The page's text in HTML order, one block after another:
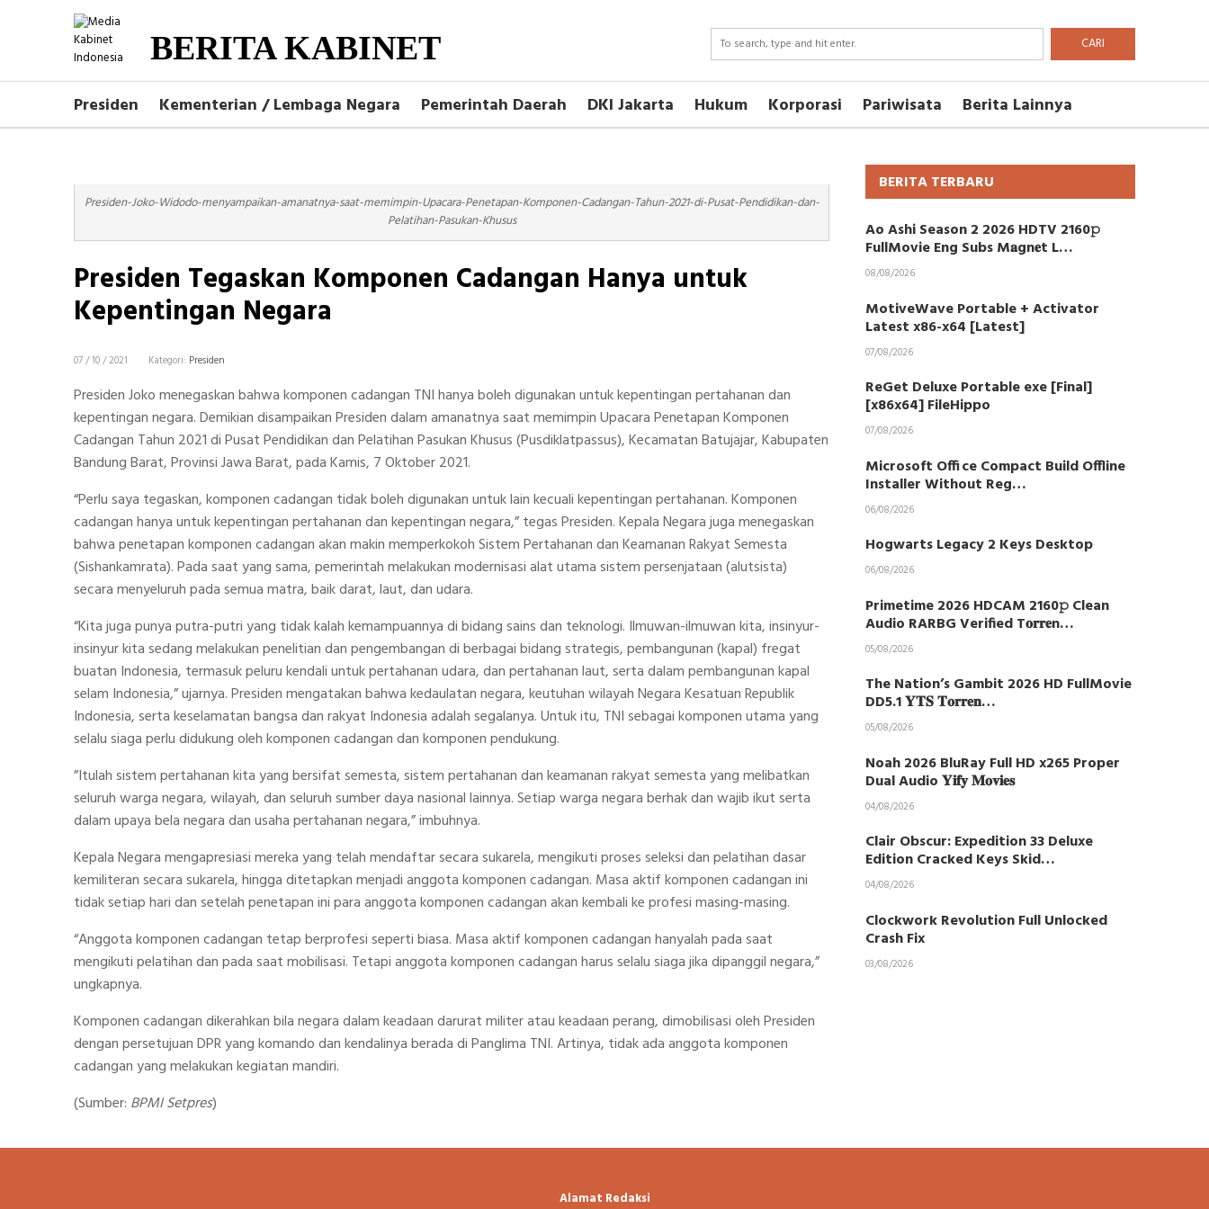
BERITA KABINET CARI
Presiden Kementerian / Lembaga Negara Pemerintah Daerah DKI Jakarta Hukum Korporasi Pariwisata Berita Lainnya
Presiden-Joko-Widodo-menyampaikan-amanatnya-saat-memimpin-Upacara-Penetapan-Komponen-Cadangan-Tahun-2021-di-Pusat-Pendidikan-dan-
Pelatihan-Pasukan-Khusus
Presiden Tegaskan Komponen Cadangan Hanya untuk
Kepentingan Negara
07 / 10 / 2021 Kategori: Presiden
Presiden Joko menegaskan bahwa komponen cadangan TNI hanya boleh digunakan untuk kepentingan pertahanan dan
kepentingan negara. Demikian disampaikan Presiden dalam amanatnya saat memimpin Upacara Penetapan Komponen
Cadangan Tahun 2021 di Pusat Pendidikan dan Pelatihan Pasukan Khusus (Pusdiklatpassus), Kecamatan Batujajar, Kabupaten
Bandung Barat, Provinsi Jawa Barat, pada Kamis, 7 Oktober 2021.
“Perlu saya tegaskan, komponen cadangan tidak boleh digunakan untuk lain kecuali kepentingan pertahanan. Komponen
cadangan hanya untuk kepentingan pertahanan dan kepentingan negara,” tegas Presiden. Kepala Negara juga menegaskan
bahwa penetapan komponen cadangan akan makin memperkokoh Sistem Pertahanan dan Keamanan Rakyat Semesta
(Sishankamrata). Pada saat yang sama, pemerintah melakukan modernisasi alat utama sistem persenjataan (alutsista)
secara menyeluruh pada semua matra, baik darat, laut, dan udara.
“Kita juga punya putra-putri yang tidak kalah kemampuannya di bidang sains dan teknologi. Ilmuwan-ilmuwan kita, insinyur-
insinyur kita sedang melakukan penelitian dan pengembangan di berbagai bidang strategis, pembangunan (kapal) fregat
buatan Indonesia, termasuk peluru kendali untuk pertahanan udara, dan pertahanan laut, serta dalam pembangunan kapal
selam Indonesia,” ujarnya. Presiden mengatakan bahwa kedaulatan negara, keutuhan wilayah Negara Kesatuan Republik
Indonesia, serta keselamatan bangsa dan rakyat Indonesia adalah segalanya. Untuk itu, TNI sebagai komponen utama yang
selalu siaga perlu didukung oleh komponen cadangan dan komponen pendukung.
”Itulah sistem pertahanan kita yang bersifat semesta, sistem pertahanan dan keamanan rakyat semesta yang melibatkan
seluruh warga negara, wilayah, dan seluruh sumber daya nasional lainnya. Setiap warga negara berhak dan wajib ikut serta
dalam upaya bela negara dan usaha pertahanan negara,” imbuhnya.
Kepala Negara mengapresiasi mereka yang telah mendaftar secara sukarela, mengikuti proses seleksi dan pelatihan dasar
kemiliteran secara sukarela, hingga ditetapkan menjadi anggota komponen cadangan. Masa aktif komponen cadangan ini
tidak setiap hari dan setelah penetapan ini para anggota komponen cadangan akan kembali ke profesi masing-masing.
“Anggota komponen cadangan tetap berprofesi seperti biasa. Masa aktif komponen cadangan hanyalah pada saat
mengikuti pelatihan dan pada saat mobilisasi. Tetapi anggota komponen cadangan harus selalu siaga jika dipanggil negara,”
ungkapnya.
Komponen cadangan dikerahkan bila negara dalam keadaan darurat militer atau keadaan perang, dimobilisasi oleh Presiden
dengan persetujuan DPR yang komando dan kendalinya berada di Panglima TNI. Artinya, tidak ada anggota komponen
cadangan yang melakukan kegiatan mandiri.
(Sumber: BPMI Setpres)
BERITA TERBARU
Ao Ashi Season 2 2026 HDTV 2160𝚙
FullMovie Eng Subs M𝐚gn𝐞t L…
08/08/2026
MotiveWave Portable + Activator
Latest x86-x64 [Latest]
07/08/2026
ReGet Deluxe Portable exe [Final]
[x86x64] FileHippo
07/08/2026
Microsoft Office Compact Build Offline
Installer Without Reg…
06/08/2026
Hogwarts Legacy 2 Keys Desktop
06/08/2026
Primetime 2026 HDCAM 2160𝚙 Clean
Audio RARBG Verified T𝐨𝐫𝐫𝐞n…
05/08/2026
The Nation’s Gambit 2026 HD FullMovie
DD5.1 𝐘𝐓𝐒 𝐓𝐨𝐫𝐫𝐞𝐧…
05/08/2026
Noah 2026 BluRay Full HD x265 Proper
Dual Audio 𝐘𝐢𝐟𝐲 𝐌𝐨𝐯𝐢𝐞𝐬
04/08/2026
Clair Obscur: Expedition 33 Deluxe
Edition Cracked Keys Skid…
04/08/2026
Clockwork Revolution Full Unlocked
Crash Fix
03/08/2026
Alamat Redaksi